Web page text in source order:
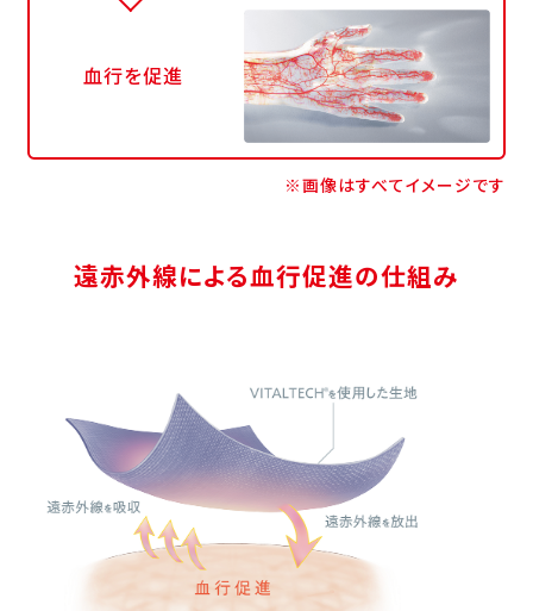
血行を促進
※画像はすべてイメージです
遠赤外線による血行促進の仕組み